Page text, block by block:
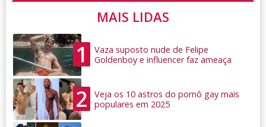
MAIS LIDAS
1
Vaza suposto nude de Felipe
Goldenboy e influencer faz ameaça
2
Veja os 10 astros do pornô gay mais
populares em 2025